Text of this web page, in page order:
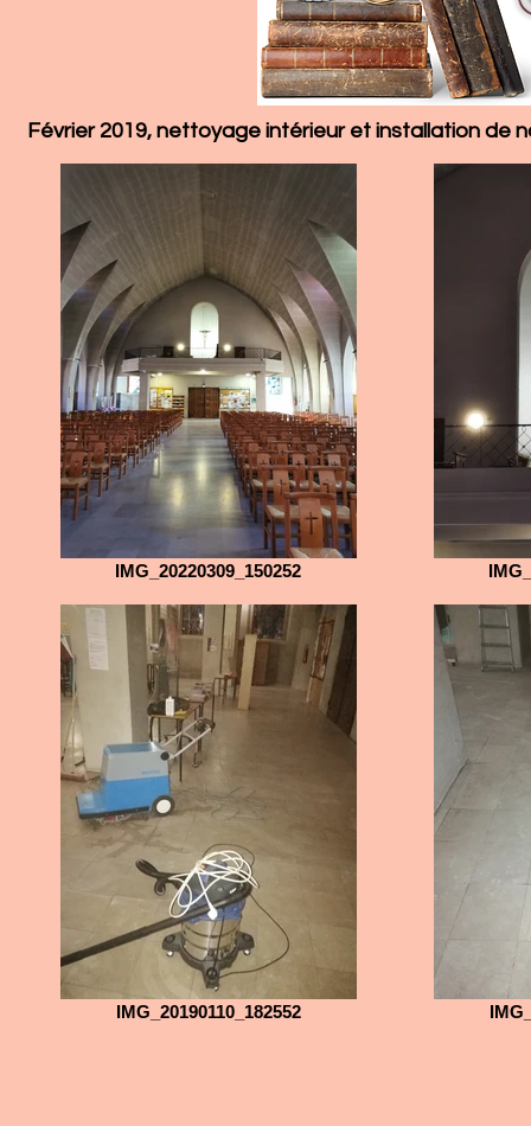
Février 2019, nettoyage intérieur et installation de
IMG_20220309_150252
IMG_20190110_182552